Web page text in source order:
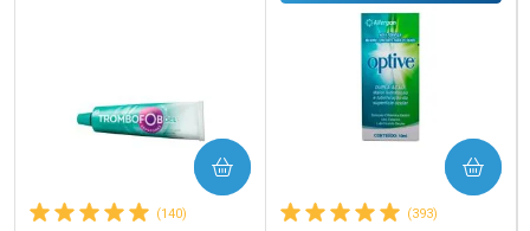
(140)
COMPRAR
(393)
COMPRAR